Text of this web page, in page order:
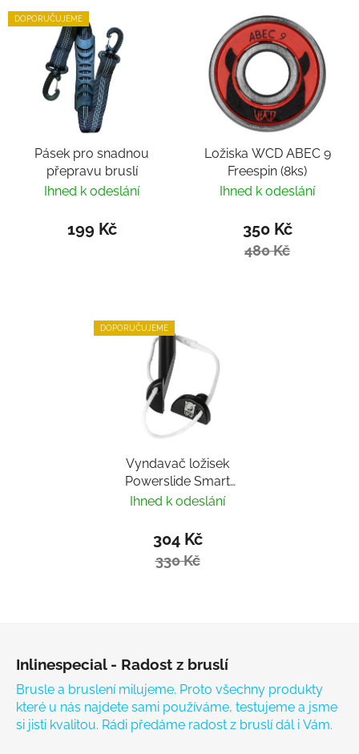
DOPORUČUJEME
Pásek pro snadnou
přepravu bruslí
Ihned k odeslání
199 Kč
Ložiska WCD ABEC 9
Freespin (8ks)
Ihned k odeslání
350 Kč
480 Kč
DOPORUČUJEME
Vyndavač ložisek
Powerslide Smart
Bearing Remover by
Ihned k odeslání
304 Kč
330 Kč
Inlinespecial - Radost z bruslí
Brusle a bruslení milujeme. Proto všechny produkty
které u nás najdete sami používáme, testujeme a jsme
si jisti kvalitou. Rádi předáme radost z bruslí dál i Vám.